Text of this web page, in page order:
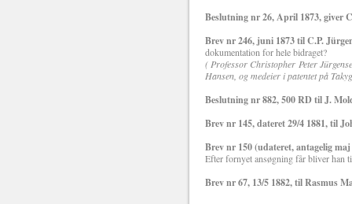
Beslutning nr 26, April 1873, giver
Brev nr 246, juni 1873 til C.P.
dokumentation for hele bidraget?
( Professor Christopher Peter
Hansen, og medeier i patentet på
Beslutning nr 882, 500 RD til J.
Brev nr 145, dateret 29/4 1881, til
Brev nr 150 (udateret, antagelig
Efter fornyet ansøgning får bliver han
Brev nr 67, 13/5 1882, til Rasmus